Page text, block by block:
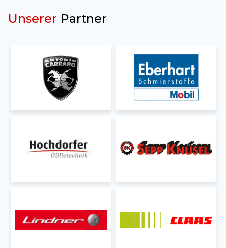
Unserer Partner